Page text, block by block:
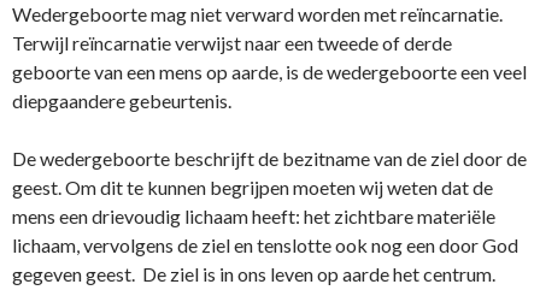
Wedergeboorte mag niet verward worden met reïncarnatie.
Terwijl reïncarnatie verwijst naar een tweede of derde
geboorte van een mens op aarde, is de wedergeboorte een veel
diepgaandere gebeurtenis.
De wedergeboorte beschrijft de bezitname van de ziel door de
geest. Om dit te kunnen begrijpen moeten wij weten dat de
mens een drievoudig lichaam heeft: het zichtbare materiële
lichaam, vervolgens de ziel en tenslotte ook nog een door God
gegeven geest. De ziel is in ons leven op aarde het centrum.